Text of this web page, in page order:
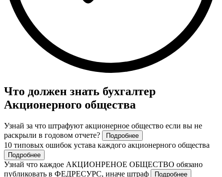
Что должен знать бухгалтер
Акционерного общества
Узнай за что штрафуют акционерное общество если вы не
раскрыли в годовом отчете?
Подробнее
10 типовых ошибок устава каждого акционерного общества
Подробнее
Узнай что каждое АКЦИОНРЕНОЕ ОБЩЕСТВО обязано
публиковать в ФЕДРЕСУРС, иначе штраф
Подробнее